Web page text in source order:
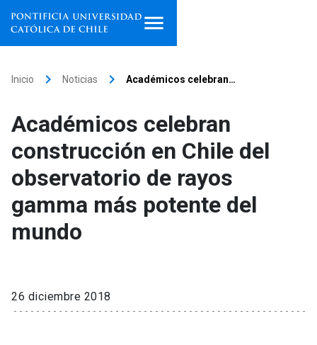
Facultades, escuelas e
institutos
Investigación
Internacionalización
Vinculación
Inicio keyboard_arrow_right Noticias keyboard_arrow_right Académicos celebran…
Académicos celebran
construcción en Chile del
observatorio de rayos
gamma más potente del
mundo
26 diciembre 2018